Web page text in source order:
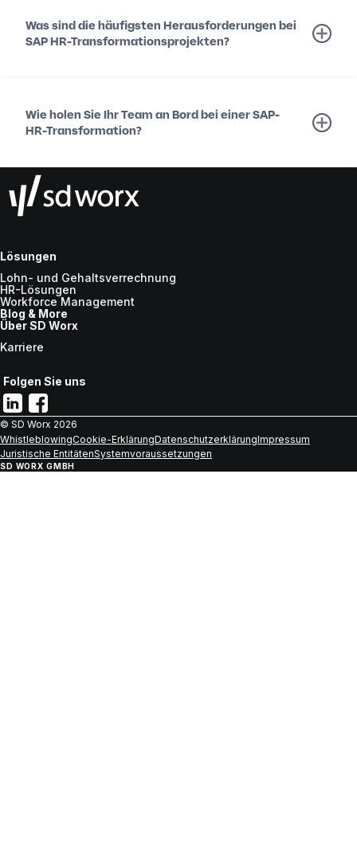
Was sind die häufigsten Herausforderungen bei
SAP HR-Transformationsprojekten?
Wie holen Sie Ihr Team an Bord bei einer SAP-
HR-Transformation?
Lösungen
Lohn- und Gehaltsverrechnung
HR-Lösungen
Workforce Management
Blog & More
Über SD Worx
Karriere
Folgen Sie uns
© SD Worx 2026
WhistleblowingCookie-ErklärungDatenschutzerklärungImpressum
Juristische EntitätenSystemvoraussetzungen
SD WORX GMBH